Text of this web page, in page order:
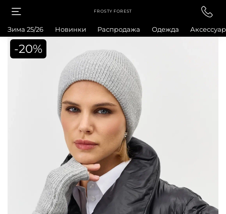
FROSTY FOREST
Зима 25/26 Новинки Распродажа Одежда
-20%